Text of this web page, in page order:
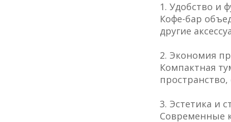
1. Удобство и
Кофе-бар
другие
2. Экономия
Компактная
3. Эстетика и
Современные